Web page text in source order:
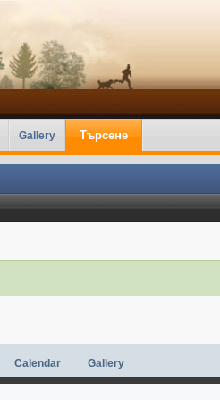
Gallery Търсене
Calendar Gallery